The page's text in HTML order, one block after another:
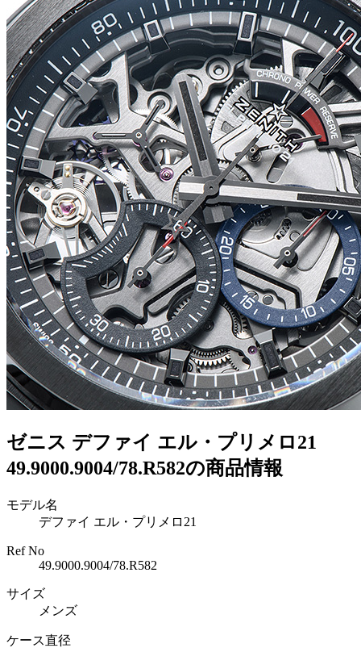
ゼニス デファイ エル・プリメロ21
49.9000.9004/78.R582の商品情報
モデル名
デファイ エル・プリメロ21
Ref No
49.9000.9004/78.R582
サイズ
メンズ
ケース直径